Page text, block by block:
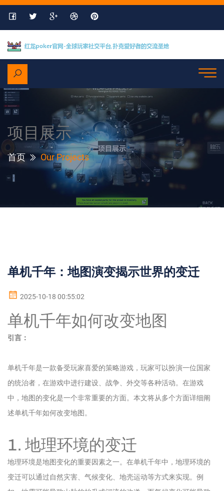
项目展示
首页 Our Projects
单机千年：地图演变揭示世界的变迁
2025-10-18 00:55:02
单机千年如何改变地图
引言：
单机千年是一款备受玩家喜爱的策略游戏，玩家可以扮演一位国家
的统治者，在游戏中进行建设、战争、外交等各种活动。在游戏
中，地图的变化是一个非常重要的方面。本文将从多个方面详细阐
述单机千年如何改变地图。
1. 地理环境的变迁
地理环境是地图变化的重要因素之一。在单机千年中，地理环境的
变迁可以通过自然灾害、气候变化、地壳运动等方式来实现。例